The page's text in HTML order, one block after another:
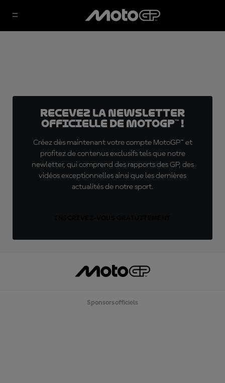
Recevez la Newsletter
officielle de MotoGP™ !
Créez dès maintenant votre compte MotoGP™ et
profitez de contenus exclusifs tels que notre
newletter, qui comprend des rapports des GP, des
vidéos exceptionnelles ainsi que les dernières
actualités de notre sport.
Sponsors officiels